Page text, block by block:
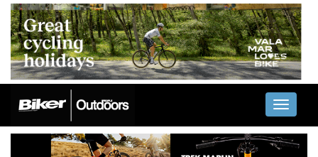
Toggle